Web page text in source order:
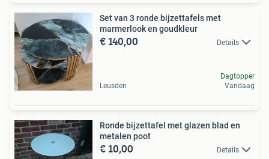
Set van 3 ronde bijzettafels met
marmerlook en goudkleur
€ 140,00 Details
Leusden
Dagtopper
Vandaag
Ronde bijzettafel met glazen blad en
metalen poot
€ 10,00 Details